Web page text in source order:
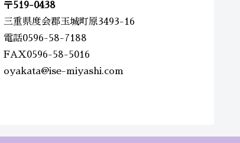
〒519-0438
三重県度会郡玉城町原3493-16
電話0596-58-7188
FAX0596-58-5016
oyakata@ise-miyashi.com